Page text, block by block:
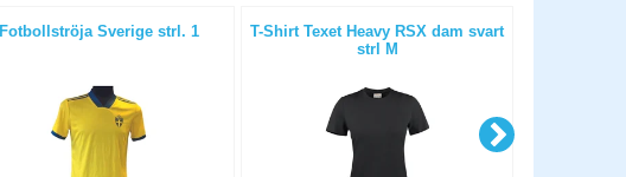
Fotbollströja Sverige strl. 1
T-Shirt Texet Heavy RSX dam svart
strl M